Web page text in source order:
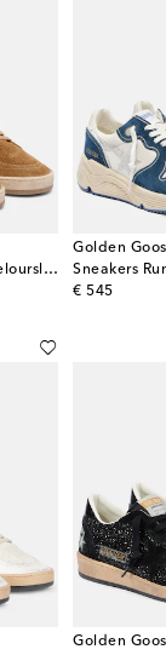
Sneakers Ball Star aus Veloursleder mit Shearling
Golden
€ 545
original price
Golden